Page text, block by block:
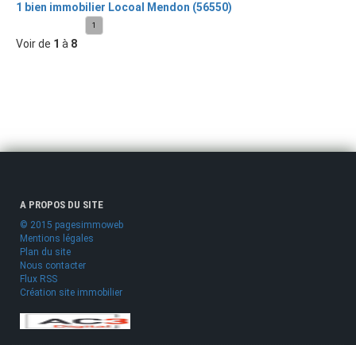
1 bien immobilier Locoal Mendon (56550)
Voir de 1 à 8
1
A PROPOS DU SITE
© 2015 pagesimmoweb
Mentions légales
Plan du site
Nous contacter
Flux RSS
Création site immobilier